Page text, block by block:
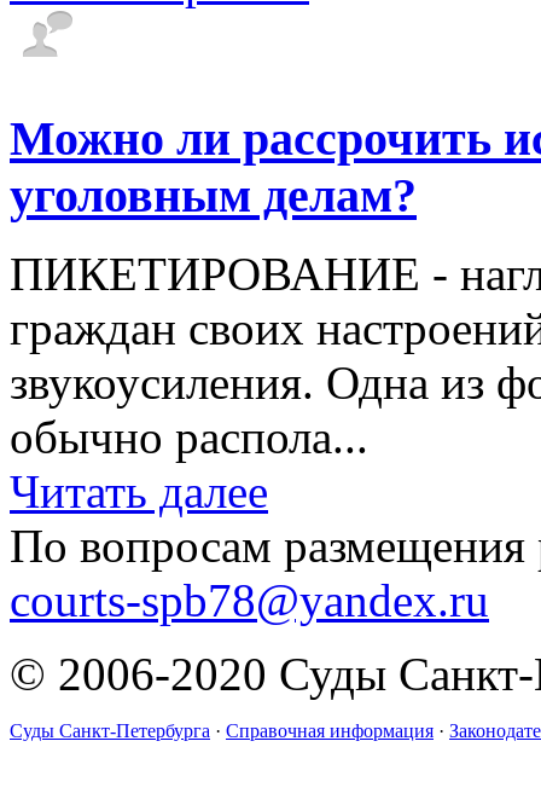
Можно ли рассрочить
уголовным делам?
ПИКЕТИРОВАНИЕ -
граждан своих
звукоусиления. Одна из
обычно распола...
Читать далее
По вопросам размещения
courts-spb78@yandex.ru
© 2006-2020 Суды Санкт-
Суды Санкт-Петербурга · Справочная информация ·